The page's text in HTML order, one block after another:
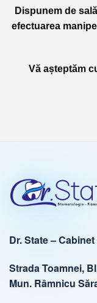
Dispunem de
efectuarea
Vă așteptăm
Dr. State –
Strada Toamnei,
Mun. Râmnicu